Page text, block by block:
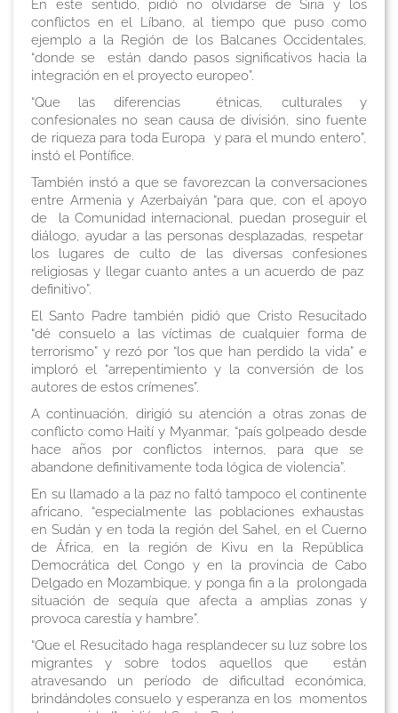
En este sentido, pidió no olvidarse de Siria y los
conflictos en el Líbano, al tiempo que puso como
ejemplo a la Región de los Balcanes Occidentales,
“donde se están dando pasos significativos hacia la
integración en el proyecto europeo”.
“Que las diferencias étnicas, culturales y
confesionales no sean causa de división, sino fuente
de riqueza para toda Europa y para el mundo entero”,
instó el Pontífice.
También instó a que se favorezcan la conversaciones
entre Armenia y Azerbaiyán “para que, con el apoyo
de la Comunidad internacional, puedan proseguir el
diálogo, ayudar a las personas desplazadas, respetar
los lugares de culto de las diversas confesiones
religiosas y llegar cuanto antes a un acuerdo de paz
definitivo”.
El Santo Padre también pidió que Cristo Resucitado
“dé consuelo a las víctimas de cualquier forma de
terrorismo” y rezó por “los que han perdido la vida” e
imploró el “arrepentimiento y la conversión de los
autores de estos crímenes”.
A continuación, dirigió su atención a otras zonas de
conflicto como Haití y Myanmar, “país golpeado desde
hace años por conflictos internos, para que se
abandone definitivamente toda lógica de violencia”.
En su llamado a la paz no faltó tampoco el continente
africano, “especialmente las poblaciones exhaustas
en Sudán y en toda la región del Sahel, en el Cuerno
de África, en la región de Kivu en la República
Democrática del Congo y en la provincia de Cabo
Delgado en Mozambique, y ponga fin a la prolongada
situación de sequía que afecta a amplias zonas y
provoca carestía y hambre”.
“Que el Resucitado haga resplandecer su luz sobre los
migrantes y sobre todos aquellos que están
atravesando un período de dificultad económica,
brindándoles consuelo y esperanza en los momentos